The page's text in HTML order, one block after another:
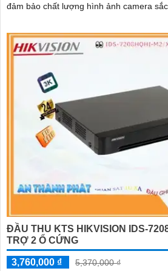
đảm bảo chất lượng hình ảnh camera
ĐẦU THU KTS HIKVISION IDS-
TRỢ 2 Ổ CỨNG
3,760,000 ₫
5,370,000 ₫